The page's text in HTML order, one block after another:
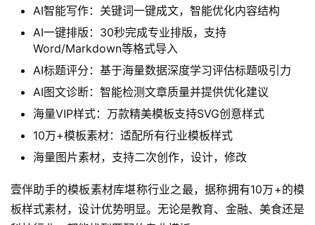
AI智能写作：关键词一键成文，智能优化内容结构
AI一键排版：30秒完成专业排版，支持
Word/Markdown等格式导入
AI标题评分：基于海量数据深度学习评估标题吸引力
AI图文诊断：智能检测文章质量并提供优化建议
海量VIP样式：万款精美模板支持SVG创意样式
10万+模板素材：适配所有行业模板样式
海量图片素材，支持二次创作，设计，修改
壹伴助手的模板素材库堪称行业之最，据称拥有10万+的模
板样式素材，设计优势明显。无论是教育、金融、美食还是